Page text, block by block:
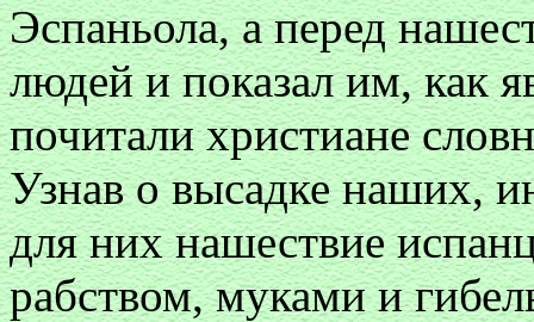
Эспаньола, а перед
людей и показал им, как
почитали христиане
Узнав о высадке наших,
для них нашествие
рабством, муками и